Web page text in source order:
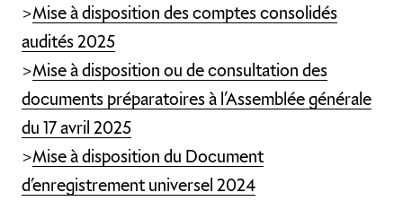
>Mise à disposition des comptes consolidés
audités 2025
>Mise à disposition ou de consultation des
documents préparatoires à l’Assemblée générale
du 17 avril 2025
>Mise à disposition du Document
d’enregistrement universel 2024